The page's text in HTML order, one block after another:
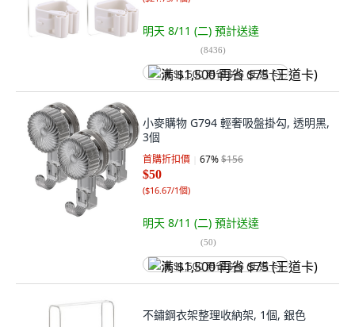
明天 8/11 (二) 預計送達
(8436)
满 $1,500 再省 $75 (王道卡)
小麥購物 G794 輕奢吸盤掛勾, 透明黑,
3個
首購折扣價 67%$156
$50
($16.67/1個)
明天 8/11 (二) 預計送達
(50)
满 $1,500 再省 $75 (王道卡)
不鏽鋼衣架整理收納架, 1個, 銀色